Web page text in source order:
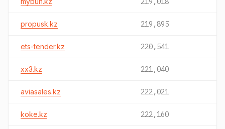
propusk.kz 219,895
ets-tender.kz 220,541
xx3.kz 221,040
aviasales.kz 222,021
koke.kz 222,160